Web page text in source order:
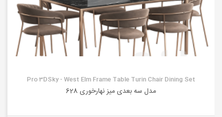
Pro 3DSky - West Elm Frame Table Turin Chair Dining Set
مدل سه بعدی میز نهارخوری 628